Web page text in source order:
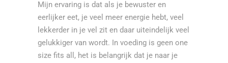
Mijn ervaring is dat als je bewuster en
eerlijker eet, je veel meer energie hebt, veel
lekkerder in je vel zit en daar uiteindelijk veel
gelukkiger van wordt. In voeding is geen one
size fits all, het is belangrijk dat je naar je